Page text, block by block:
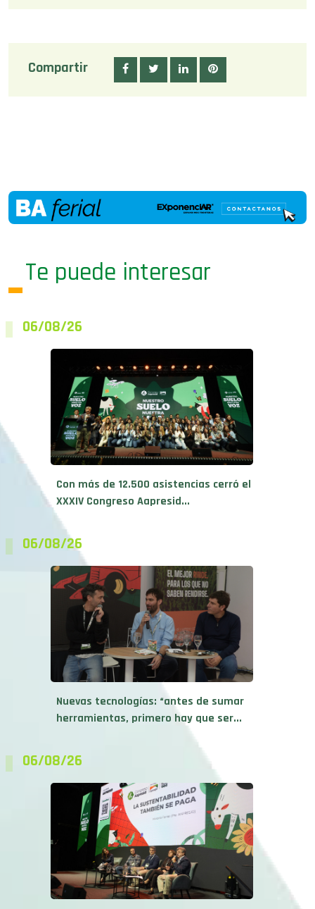
Compartir
Con más de 12.500 asistencias cerró el
XXXIV Congreso Aapresid...
06/08/26
Nuevas tecnologías: “antes de sumar
herramientas, primero hay que ser...
Sustentabilidad y rentabilidad se dan